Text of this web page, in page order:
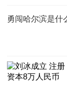
勇闯哈尔滨是什